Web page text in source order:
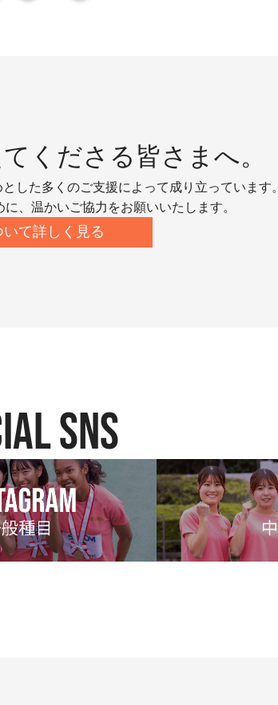
くださる皆さまへ。
した多くのご支援によって成り立っています。
、温かいご協力をお願いいたします。
て詳しく見る
SNS